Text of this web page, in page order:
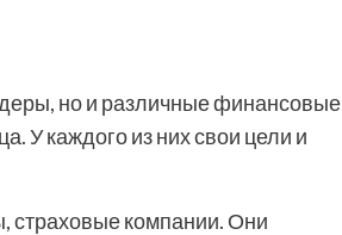
но и различные финансовые
У каждого из них свои цели и
страховые компании. Они